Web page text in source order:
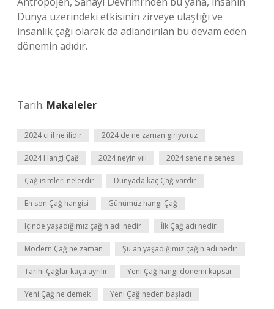
Dünya üzerindeki etkisinin zirveye ulaştığı ve
insanlık çağı olarak da adlandırılan bu devam eden
dönemin adıdır.
Tarih: Makaleler
2024 ci il ne ilidir 2024 de ne zaman giriyoruz
2024 Hangi Çağ 2024 neyin yılı 2024 sene ne senesi
Çağ isimleri nelerdir Dünyada kaç Çağ vardır
En son Çağ hangisi Günümüz hangi Çağ
Içinde yaşadığımız çağın adı nedir İlk Çağ adı nedir
Modern Çağ ne zaman Şu an yaşadığımız çağın adı nedir
Tarihi Çağlar kaça ayrılır Yeni Çağ hangi dönemi kapsar
Yeni Çağ ne demek Yeni Çağ neden başladı